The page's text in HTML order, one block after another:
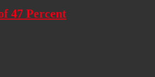
47 Percent